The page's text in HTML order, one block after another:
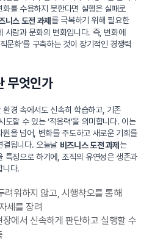
를 수용하지 못한다면 실행은 실패로
니스 도전 과제 를 극복하기 위해 필요한
사람과 문화의 변화입니다. 즉, 변화에
문화’를 구축하는 것이 장기적인 경쟁력
무엇인가
경 속에서도 신속히 학습하고, 기존
도할 수 있는 ‘적응력’을 의미합니다. 이는
을 넘어, 변화를 주도하고 새로운 기회를
결됩니다. 오늘날 비즈니스 도전 과제 는
특징으로 하기에, 조직의 유연성은 생존과
니다.
려워하지 않고, 시행착오를 통해
세를 장려
에서 신속하게 판단하고 실행할 수